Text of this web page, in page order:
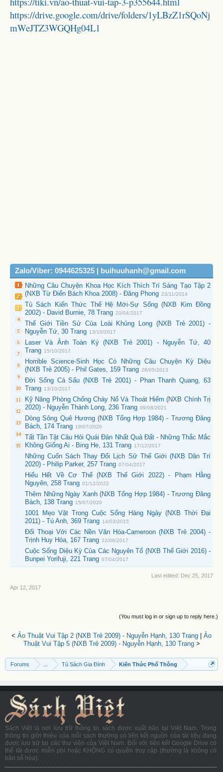
https://drive.google.com/drive/folders/1yLBzZ1rSQoNj
mWeJTZ3WGQHg04L1
Zalo/Viber: 0944625325 | buihuuhanh@gmail.com
Những Câu Chuyện Khoa Học Kích Thích Trí Sáng Tạo Tập 2
(NXB Từ Điển Bách Khoa 2008) - Đăng Phong 23/11/2014
Tủ Sách Kiến Thức Thế Hệ Mới-Sự Sống (NXB Kim Đồng
2002) - David Burnie, 78 Trang 20/04/2017
Thế Giới Tiền Sử Của Loài Khủng Long (NXB Trẻ 2001) -
Nguyễn Tứ, 30 Trang 13/10/2017
Laser Và Ảnh Toàn Ký (NXB Trẻ 2001) - Nguyễn Tứ, 40
Trang 15/10/2017
Horrible Science-Sinh Học Có Những Câu Chuyện Kỳ Diệu
(NXB Trẻ 2005) - Phil Gates, 159 Trang 28/05/2013
Đời Sống Cá Sấu (NXB Trẻ 2001) - Phan Thanh Quang, 63
Trang 13/10/2017
Kỹ Năng Phòng Chống Cháy Nổ Và Thoát Hiểm (NXB Chính Trị
2020) - Nguyễn Thành Long, 236 Trang 09/08/2021
Dòng Sông Quê Hương (NXB Tổng Hợp 1984) - Trương Đăng
Bách, 174 Trang 19/07/2020
Tất Tần Tật Câu Hỏi Quái Đản Nhất Quả Đất - Những Thắc Mắc
Không Giống Ai - Bing He, 131 Trang 17/12/2017
Những Cuốn Sách Thay Đổi Lịch Sử Thế Giới (NXB Dân Trí
2020) - Philip Parker, 257 Trang 07/04/2017
Hiểu Hết Về Cơ Thể (NXB Thế Giới 2022) - Phạm Hằng
Nguyên, 258 Trang 01/12/2022
Thêm Những Ngày Xanh (NXB Tổng Hợp 1984) - Trương Đăng
Bách, 138 Trang 15/07/2020
1001 Mẹo Vặt Trong Cuộc Sống Hàng Ngày (NXB Thời Đại
2011) - Tú Anh, 369 Trang 14/03/2015
Đối Thoại Với Các Nền Văn Hóa-Cameroon (NXB Trẻ 2004) -
Trịnh Huy Hóa, 167 Trang 22/06/2017
Cuộc Sống Diệu Kỳ Của Các Nguyên Tố (NXB Thế Giới 2016) -
Bunpei Yorifuji, 221 Trang 07/04/2017
Last edited: Dec 25, 2017
Apr 12, 2017
(You must log in or sign up to reply here.)
< Ảo Thuật Vui Tập 2 (NXB Trẻ 2009) - Nguyễn Hạnh, 130 Trang
Ảo
Thuật Vui Tập 5 (NXB Trẻ 2009) - Nguyễn Hạnh, 130 Trang>
Forums Tủ Sách Gia Đình Kiến Thức Phổ Thông
Sách Việt là nơi lưu trữ thông tin sách được xuất bản tại Việt Nam. Trong
thông tin giới thiệu của mỗi sách thường có liên kết nguồn của tài liệu đang
được lưu trữ tại các thư viện của Việt Nam. Đối với liên kết Google Drive có
thể tải được miễn phí hoặc KHÔNG có quyền truy cập (thường là không có
bản số hóa).